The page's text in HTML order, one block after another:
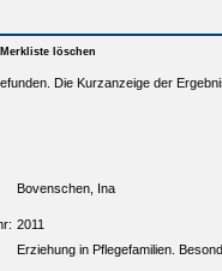
Merkliste löschen
Die Kurzanzeige der
Bovenschen, Ina
2011
Erziehung in Pflegefamilien.